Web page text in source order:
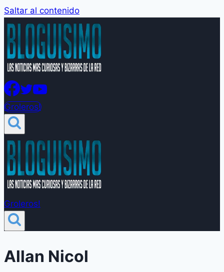
Saltar al contenido
Groleros!
Groleros!
Allan Nicol